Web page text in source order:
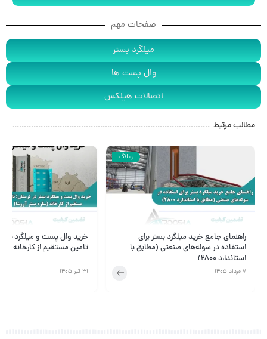
صفحات مهم
میلگرد بستر
وال پست ها
اتصالات هیلکس
مطالب مرتبط
وبلاگ
خرید وال پست و میلگرد بستر در لرستان؛
تامین مستقیم از کارخانه (سازه بستر آروشا)
31 تیر 1405
راهنمای جامع اجرای والپست
پانلی (طبق ضوابط پیوست
25 تیر 1405